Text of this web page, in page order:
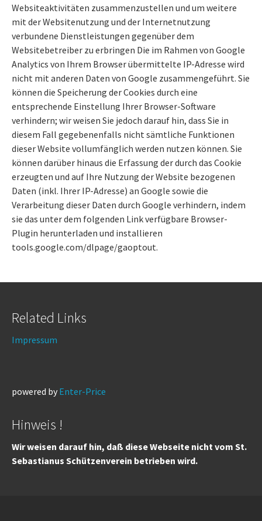
Websiteaktivitäten zusammenzustellen und um weitere
mit der Websitenutzung und der Internetnutzung
verbundene Dienstleistungen gegenüber dem
Websitebetreiber zu erbringen Die im Rahmen von Google
Analytics von Ihrem Browser übermittelte IP-Adresse wird
nicht mit anderen Daten von Google zusammengeführt. Sie
können die Speicherung der Cookies durch eine
entsprechende Einstellung Ihrer Browser-Software
verhindern; wir weisen Sie jedoch darauf hin, dass Sie in
diesem Fall gegebenenfalls nicht sämtliche Funktionen
dieser Website vollumfänglich werden nutzen können. Sie
können darüber hinaus die Erfassung der durch das Cookie
erzeugten und auf Ihre Nutzung der Website bezogenen
Daten (inkl. Ihrer IP-Adresse) an Google sowie die
Verarbeitung dieser Daten durch Google verhindern, indem
sie das unter dem folgenden Link verfügbare Browser-
Plugin herunterladen und installieren
tools.google.com/dlpage/gaoptout.
Related Links
Impressum
powered by Enter-Price
Hinweis !
Wir weisen darauf hin, daß diese Webseite nicht vom St.
Sebastianus Schützenverein betrieben wird.